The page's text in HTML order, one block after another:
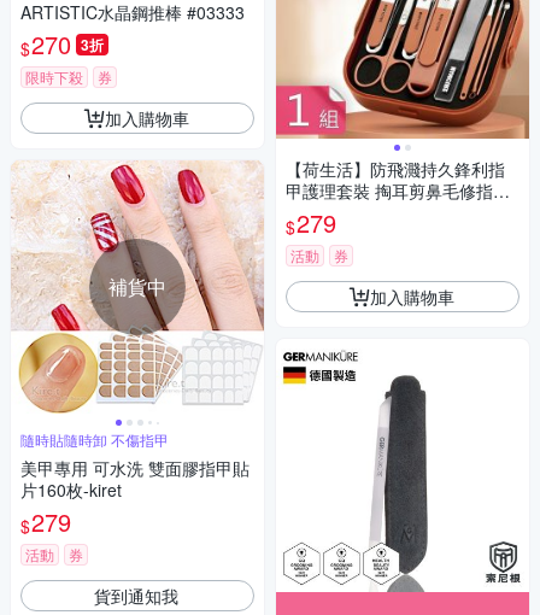
ARTISTIC水晶鋼推棒 #03333
$270 3折
限時下殺 券
加入購物車
補貨中
隨時貼隨時卸 不傷指甲
美甲專用 可水洗 雙面膠指甲貼
片160枚-kiret
$279
活動 券
貨到通知我
【荷生活】防飛濺持久鋒利指
甲護理套裝 掏耳剪鼻毛修指甲
精修護理套組-1入組
$279
活動 券
加入購物車